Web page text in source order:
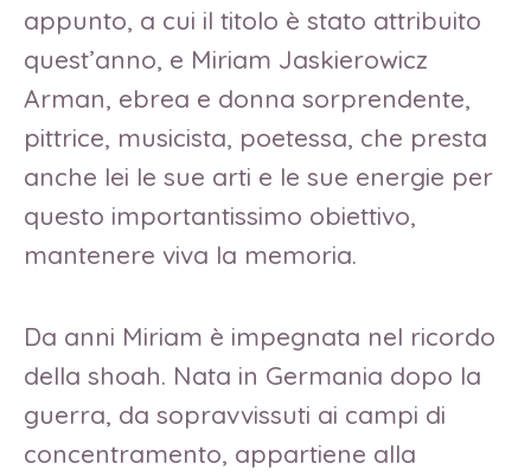
appunto, a cui il titolo è stato attribuito
quest’anno, e Miriam Jaskierowicz
Arman, ebrea e donna sorprendente,
pittrice, musicista, poetessa, che presta
anche lei le sue arti e le sue energie per
questo importantissimo obiettivo,
mantenere viva la memoria.
Da anni Miriam è impegnata nel ricordo
della shoah. Nata in Germania dopo la
guerra, da sopravvissuti ai campi di
concentramento, appartiene alla